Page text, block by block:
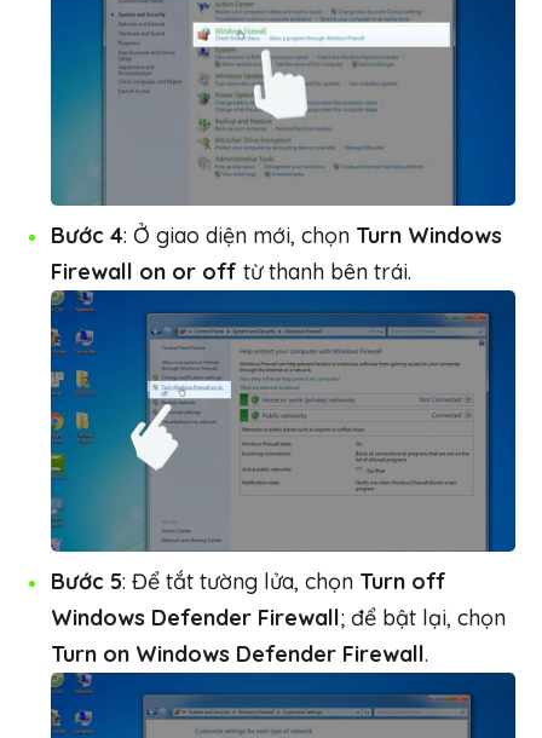
Bước 4: Ở giao diện mới, chọn Turn Windows
Firewall on or off từ thanh bên trái.
Bước 5: Để tắt tường lửa, chọn Turn off
Windows Defender Firewall; để bật lại, chọn
Turn on Windows Defender Firewall.